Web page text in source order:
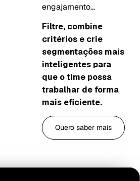
engajamento…
Filtre, combine
critérios e crie
segmentações mais
inteligentes para
que o time possa
trabalhar de forma
mais eficiente.
Quero saber mais